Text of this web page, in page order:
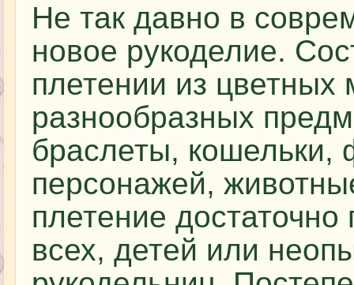
Не так давно в
новое рукоделие.
плетении из цветных
разнообразных
браслеты, кошельки,
персонажей,
плетение
всех, детей или